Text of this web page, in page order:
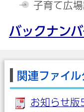
子育て広場
バックナン
関連ファイ
お知らせ版